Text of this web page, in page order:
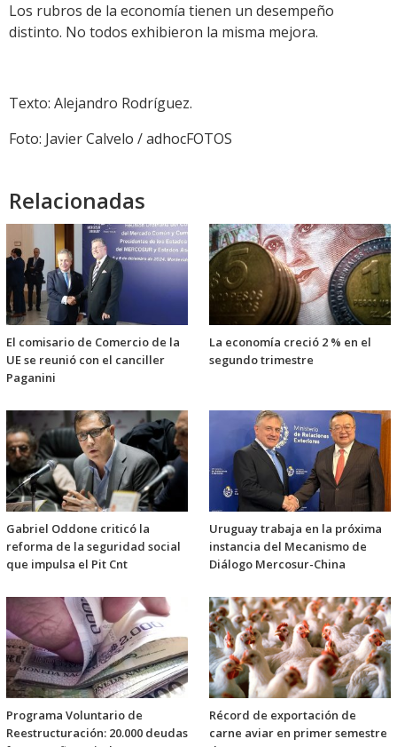
Los rubros de la economía tienen un desempeño
distinto. No todos exhibieron la misma mejora.
Texto: Alejandro Rodríguez.
Foto: Javier Calvelo / adhocFOTOS
Relacionadas
El comisario de Comercio de la
UE se reunió con el canciller
Paganini
La economía creció 2 % en el
segundo trimestre
Gabriel Oddone criticó la
reforma de la seguridad social
que impulsa el Pit Cnt
Uruguay trabaja en la próxima
instancia del Mecanismo de
Diálogo Mercosur-China
Programa Voluntario de
Reestructuración: 20.000 deudas
Récord de exportación de
carne aviar en primer semestre